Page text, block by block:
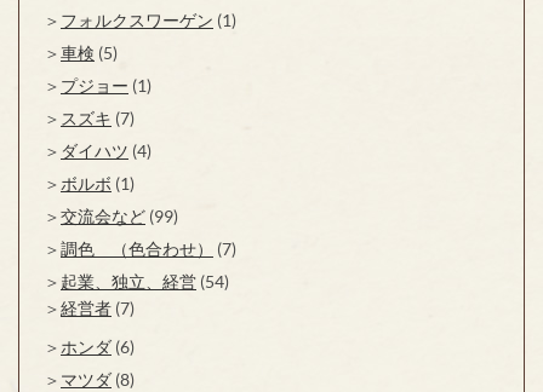
フォルクスワーゲン (1)
車検 (5)
プジョー (1)
スズキ (7)
ダイハツ (4)
ボルボ (1)
交流会など (99)
調色 （色合わせ）
(7)
起業、独立、経営 (54)
経営者 (7)
ホンダ (6)
マツダ (8)